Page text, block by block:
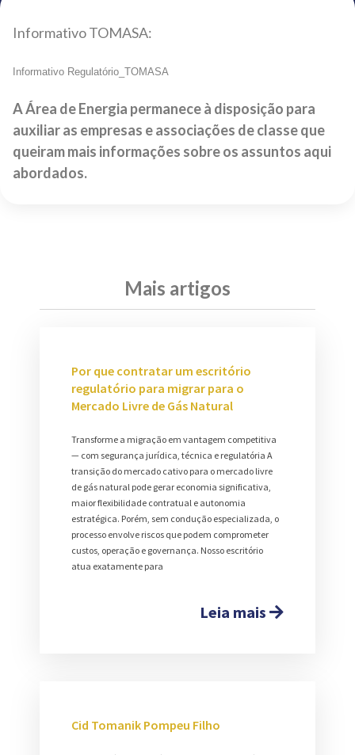
Informativo TOMASA:
Informativo Regulatório_TOMASA
A Área de Energia permanece à disposição para
auxiliar as empresas e associações de classe que
queiram mais informações sobre os assuntos aqui
abordados.
Mais artigos
Por que contratar um escritório
regulatório para migrar para o
Mercado Livre de Gás Natural
Transforme a migração em vantagem competitiva
— com segurança jurídica, técnica e regulatória A
transição do mercado cativo para o mercado livre
de gás natural pode gerar economia significativa,
maior flexibilidade contratual e autonomia
estratégica. Porém, sem condução especializada, o
processo envolve riscos que podem comprometer
custos, operação e governança. Nosso escritório
atua exatamente para
Leia mais
Cid Tomanik Pompeu Filho